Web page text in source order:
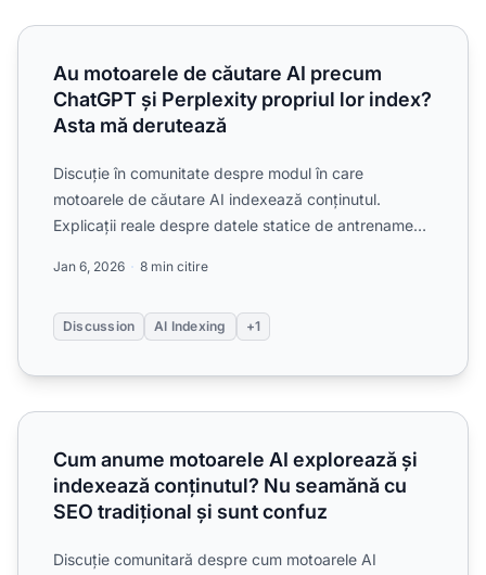
Au motoarele de căutare AI precum ChatGPT și
Au motoarele de căutare AI precum
ChatGPT și Perplexity propriul lor index?
Asta mă derutează
Discuție în comunitate despre modul în care
motoarele de căutare AI indexează conținutul.
Explicații reale despre datele statice de antrenament
Jan 6, 2026 8 min citire
Discussion AI Indexing +1
Cum anume motoarele AI explorează și indexează
Cum anume motoarele AI explorează și
indexează conținutul? Nu seamănă cu
SEO tradițional și sunt confuz
Discuție comunitară despre cum motoarele AI